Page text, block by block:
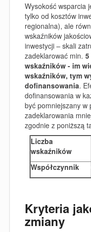
Wysokość wsparcia
tylko od kosztów
regionalna), ale
wskaźników
inwestycji – skali
zadeklarować min.
wskaźników - im
wskaźników, tym
dofinansowania.
dofinansowania w
być pomniejszany w
zadeklarowania
zgodnie z poniższą
Liczba
wskaźników
Współczynnik
Kryteria
zmiany